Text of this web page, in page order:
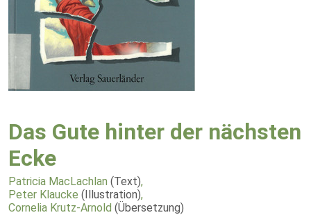
Das Gute hinter der nächsten
Ecke
Patricia MacLachlan (Text),
Peter Klaucke (Illustration),
Cornelia Krutz-Arnold (Übersetzung)